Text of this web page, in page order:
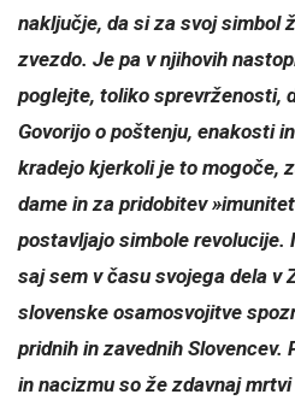
naključje, da si za svoj simbol
zvezdo. Je pa v njihovih
poglejte, toliko sprevrženosti,
Govorijo o poštenju, enakosti
kradejo kjerkoli je to mogoče,
dame in za pridobitev
postavljajo simbole revolucije.
saj sem v času svojega dela v
slovenske osamosvojitve
pridnih in zavednih
in nacizmu so že zdavnaj